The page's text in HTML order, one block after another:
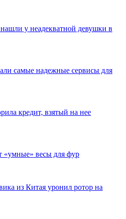
у неадекватной девушки в
самые надежные сервисы для
кредит, взятый на нее
«умные» весы для фур
из Китая уронил ротор на